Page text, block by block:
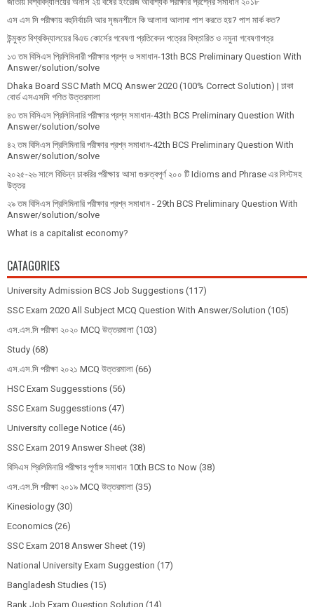
এস এস সি পরীক্ষায় বহুনির্বাচনি আর সৃজনশীলে কি আলাদা আলাদা পাশ করতে হয়? পাশ মার্ক কত?
উন্মুক্ত বিশ্ববিদ্যালয়ের বিএড কোর্সের গবেষণা প্রতিবেদন পত্রের বিস্তারিত ও নমুনা গবেষণাপত্র
১৩ তম বিসিএস প্রি‌লি‌মিনারী পরীক্ষার প্রশ্ন ও সমাধান-13th BCS Preliminary Question With
Answer/solution/solve
Dhaka Board SSC Math MCQ Answer 2020 (100% Correct Solution) | ঢাকা
বোর্ড এসএসসি গণিত উত্তরমালা
৪৩ তম বিসিএস প্রিলিমিনারি পরীক্ষার প্রশ্ন সমাধান-43th BCS Preliminary Question With
Answer/solution/solve
৪২ তম বিসিএস প্রিলিমিনারি পরীক্ষার প্রশ্ন সমাধান-42th BCS Preliminary Question With
Answer/solution/solve
২০২৫-২৬ সালে বিভিন্ন চাকরির পরীক্ষায় আসা গুরুত্বপূর্ণ ২০০ টি Idioms and Phrase এর লিস্টসহ
উত্তর
২৯ তম বিসিএস প্রিলিমিনারি পরীক্ষার প্রশ্ন সমাধান - 29th BCS Preliminary Question With
Answer/solution/solve
What is a capitalist economy?
CATAGORIES
University Admission BCS Job Suggestions (117)
SSC Exam 2020 All Subject MCQ Question With Answer/Solution (105)
এস.এস.সি পরীক্ষা ২০২০ MCQ উত্তরমালা (103)
Study (68)
এস.এস.সি পরীক্ষা ২০২১ MCQ উত্তরমালা (66)
HSC Exam Suggesstions (56)
SSC Exam Suggesstions (47)
University college Notice (46)
SSC Exam 2019 Answer Sheet (38)
বিসিএস প্রিলিমিনারি পরীক্ষার পূর্ণাঙ্গ সমাধান 10th BCS to Now (38)
এস.এস.সি পরীক্ষা ২০১৯ MCQ উত্তরমালা (35)
Kinesiology (30)
Economics (26)
SSC Exam 2018 Answer Sheet (19)
National University Exam Suggestion (17)
Bangladesh Studies (15)
Bank Job Exam Question Solution (14)